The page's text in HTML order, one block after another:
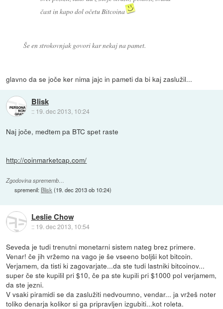
čast in kapo dol očetu Bitcoina
Še en strokovnjak govori kar nekaj na pamet.
glavno da se joče ker nima jajc in pameti da bi kaj zaslužil...
Blisk
:: 19. dec 2013, 10:24
Naj joče, medtem pa BTC spet raste
http://coinmarketcap.com/
Zgodovina sprememb…
spremenil: Blisk (19. dec 2013 ob 10:24)
Leslie Chow
:: 19. dec 2013, 10:54
Seveda je tudi trenutni monetarni sistem nateg brez primere.
Venar! če jih vržemo na vago je še vseeno boljši kot bitcoin.
Verjamem, da tisti ki zagovarjate...da ste tudi lastniki bitcoinov...
super če ste kupilil pri $10, če pa ste kupili pri $1000 pol verjamem,
da ste jezni.
V vsaki piramidi se da zaslužiti nedvoumno, vendar... ja vržeš noter
toliko denarja kolikor si ga pripravljen izgubiti...kot roleta.